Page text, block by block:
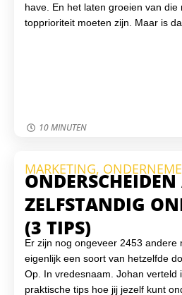
have. En het laten groeien van die
topprioriteit moeten zijn. Maar is
10 MINUTEN
MARKETING,
ZELFSTANDIG
(3 TIPS)
Er zijn nog ongeveer 2453 andere
eigenlijk een soort van hetzelfde
Op. In vredesnaam. Johan verteld
praktische tips hoe jij jezelf kunt